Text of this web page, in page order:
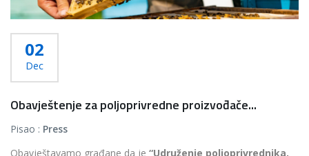
02
Dec
Obavještenje za poljoprivredne proizvođače...
Pisao : Press
Obavještavamo građane da je “Udruženje poljoprivrednika,